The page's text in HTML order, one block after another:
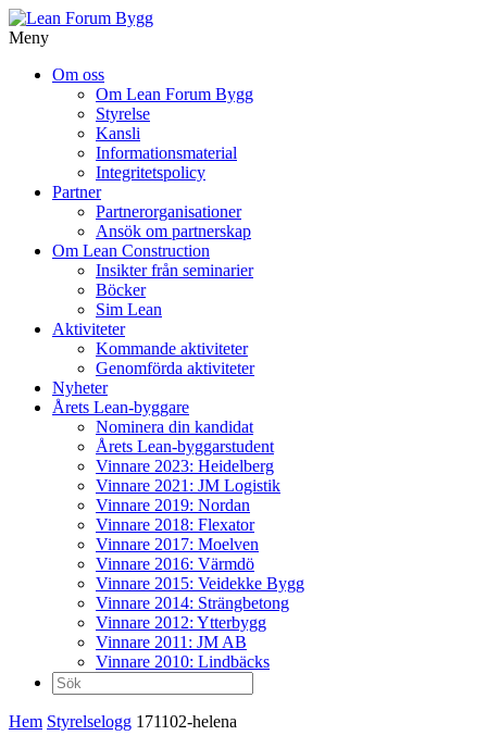
Meny
Om oss
Om Lean Forum Bygg
Styrelse
Kansli
Informationsmaterial
Integritetspolicy
Partner
Partnerorganisationer
Ansök om partnerskap
Om Lean Construction
Insikter från seminarier
Böcker
Sim Lean
Aktiviteter
Kommande aktiviteter
Genomförda aktiviteter
Nyheter
Årets Lean-byggare
Nominera din kandidat
Årets Lean-byggarstudent
Vinnare 2023: Heidelberg
Vinnare 2021: JM Logistik
Vinnare 2019: Nordan
Vinnare 2018: Flexator
Vinnare 2017: Moelven
Vinnare 2016: Värmdö
Vinnare 2015: Veidekke Bygg
Vinnare 2014: Strängbetong
Vinnare 2012: Ytterbygg
Vinnare 2011: JM AB
Vinnare 2010: Lindbäcks
Sök
efter:
Hem Styrelselogg 171102-helena